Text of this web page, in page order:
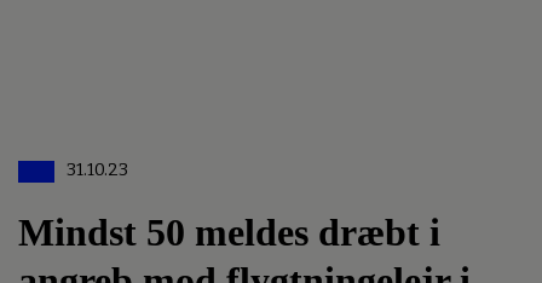
31.10.23
Mindst 50 meldes dræbt i